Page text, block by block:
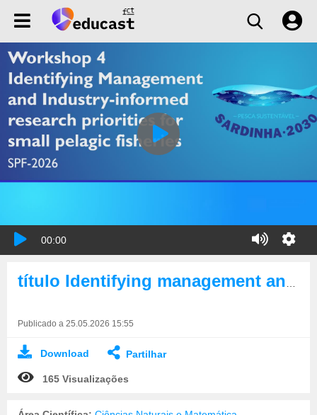
00:00
Publicado a 25.05.2026 15:55
Download Partilhar
165 Visualizações